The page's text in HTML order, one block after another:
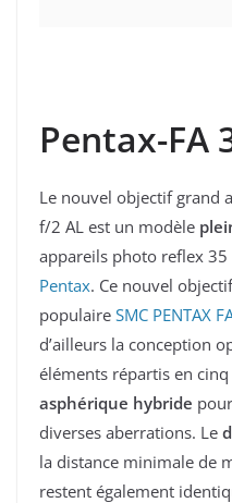
Pentax-FA
Le nouvel objectif grand
f/2 AL est un modèle
appareils photo reflex 35
Pentax. Ce nouvel
populaire SMC PENTAX
d’ailleurs la conception
éléments répartis en
asphérique hybride
diverses aberrations. Le
la distance minimale de
restent également